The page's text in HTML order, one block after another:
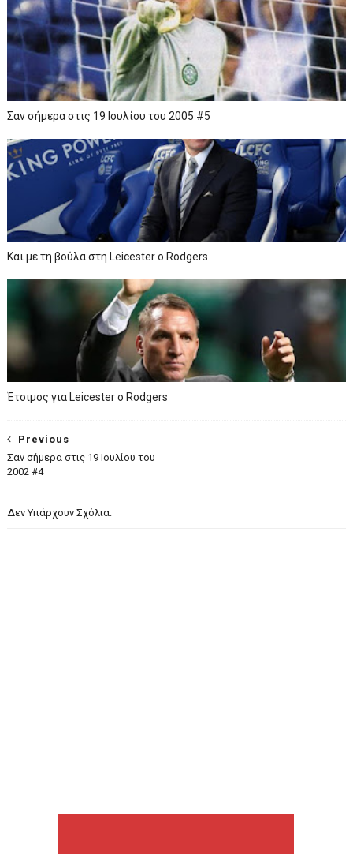
Σαν σήμερα στις 19 Ιουλίου του 2005 #5
Και με τη βούλα στη Leicester o Rodgers
Έτοιμος για Leicester o Rodgers
Previous
Σαν σήμερα στις 19 Ιουλίου του
2002 #4
Δεν Υπάρχουν Σχόλια: